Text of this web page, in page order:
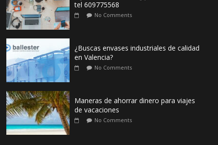
tel 609775568
No Comments
¿Buscas envases industriales de calidad
en Valencia?
No Comments
Maneras de ahorrar dinero para viajes
de vacaciones
No Comments